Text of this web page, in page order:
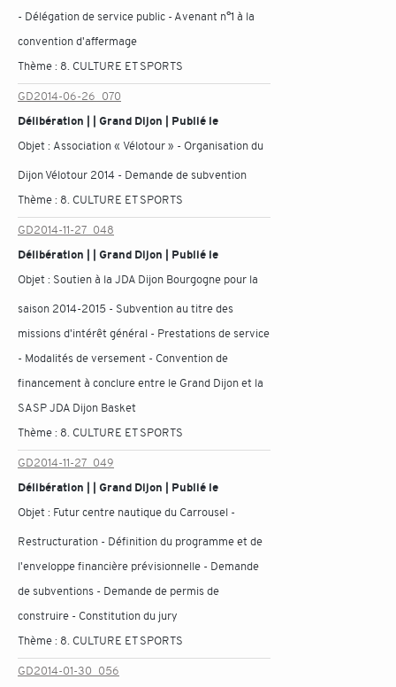
- Délégation de service public - Avenant n°1 à la
convention d'affermage
Thème : 8. CULTURE ET SPORTS
GD2014-06-26_070
Délibération | | Grand Dijon | Publié le
Objet : Association « Vélotour » - Organisation du
Dijon Vélotour 2014 - Demande de subvention
Thème : 8. CULTURE ET SPORTS
GD2014-11-27_048
Délibération | | Grand Dijon | Publié le
Objet : Soutien à la JDA Dijon Bourgogne pour la
saison 2014-2015 - Subvention au titre des
missions d'intérêt général - Prestations de service
- Modalités de versement - Convention de
financement à conclure entre le Grand Dijon et la
SASP JDA Dijon Basket
Thème : 8. CULTURE ET SPORTS
GD2014-11-27_049
Délibération | | Grand Dijon | Publié le
Objet : Futur centre nautique du Carrousel -
Restructuration - Définition du programme et de
l'enveloppe financière prévisionnelle - Demande
de subventions - Demande de permis de
construire - Constitution du jury
Thème : 8. CULTURE ET SPORTS
GD2014-01-30_056